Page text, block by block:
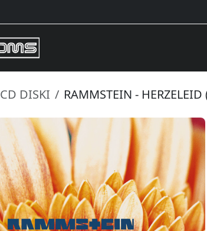
CD DISKI RAMMSTEIN -